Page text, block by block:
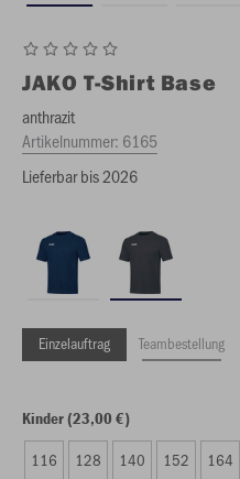
JAKO T-Shirt Base
anthrazit
Artikelnummer: 6165
Lieferbar bis 2026
Einzelauftrag Teambestellung
Kinder (23,00 €)
116 128 140 152 164